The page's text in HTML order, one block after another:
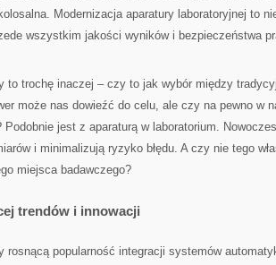
Modernizacja aparatury laboratoryjnej to
wszystkim jakości wyników i bezpieczeństwa
to trochę inaczej – czy to jak wybór między
może nas dowieźć do celu, ale czy na pewno w
Podobnie jest z aparaturą w laboratorium.
i minimalizują ryzyko błędu. A czy nie tego
miejsca badawczego?
trendów i innowacji
rosnącą popularność integracji systemów